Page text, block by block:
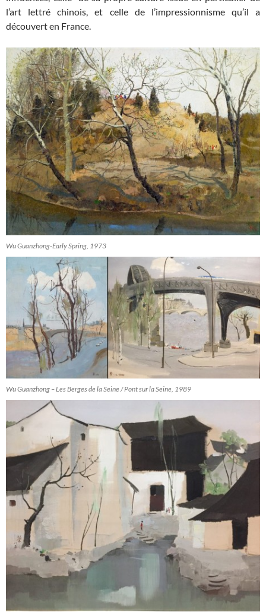
l’art lettré chinois, et celle de l’impressionnisme qu’il a
découvert en France.
Wu Guanzhong-Early Spring, 1973
Wu Guanzhong – Les Berges de la Seine / Pont sur la Seine, 1989